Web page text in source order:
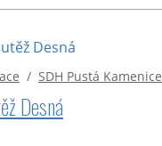
/ SDH Pustá Kamenice
Desná